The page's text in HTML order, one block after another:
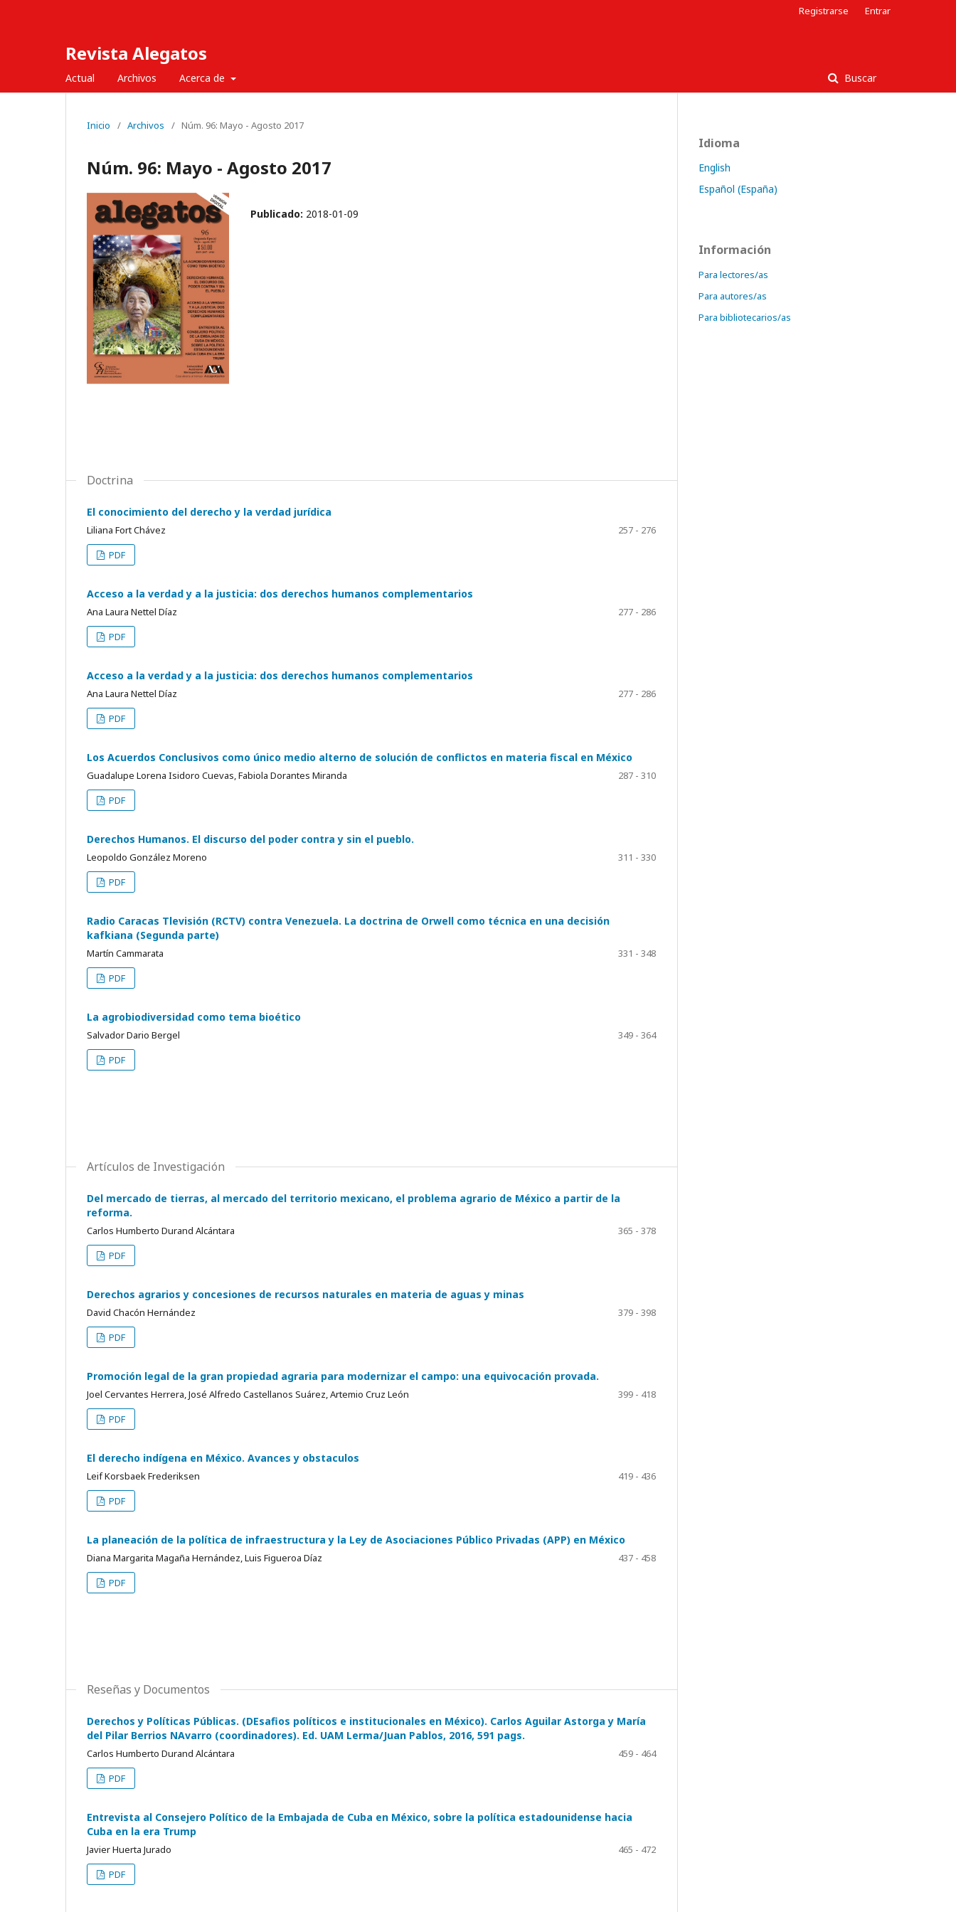
Revista Alegatos
Actual Archivos Acerca de Buscar
Registrarse Entrar
Inicio / Archivos / Núm. 96: Mayo - Agosto 2017
Núm. 96: Mayo - Agosto 2017
Publicado: 2018-01-09
Doctrina
El conocimiento del derecho y la verdad jurídica
Liliana Fort Chávez
257 - 276
PDF
Acceso a la verdad y a la justicia: dos derechos humanos complementarios
Ana Laura Nettel Díaz
277 - 286
PDF
Acceso a la verdad y a la justicia: dos derechos humanos complementarios
Ana Laura Nettel Díaz
277 - 286
PDF
Los Acuerdos Conclusivos como único medio alterno de solución de conflictos en materia fiscal en México
Guadalupe Lorena Isidoro Cuevas, Fabiola Dorantes Miranda
287 - 310
PDF
Derechos Humanos. El discurso del poder contra y sin el pueblo.
Leopoldo González Moreno
311 - 330
PDF
Radio Caracas Tlevisión (RCTV) contra Venezuela. La doctrina de Orwell como técnica en una decisión
kafkiana (Segunda parte)
Martín Cammarata
331 - 348
PDF
La agrobiodiversidad como tema bioético
Salvador Dario Bergel
349 - 364
PDF
Artículos de Investigación
Del mercado de tierras, al mercado del territorio mexicano, el problema agrario de México a partir de la
reforma.
Carlos Humberto Durand Alcántara
365 - 378
PDF
Derechos agrarios y concesiones de recursos naturales en materia de aguas y minas
David Chacón Hernández
379 - 398
PDF
Promoción legal de la gran propiedad agraria para modernizar el campo: una equivocación provada.
Joel Cervantes Herrera, José Alfredo Castellanos Suárez, Artemio Cruz León
399 - 418
PDF
El derecho indígena en México. Avances y obstaculos
Leif Korsbaek Frederiksen
419 - 436
PDF
La planeación de la política de infraestructura y la Ley de Asociaciones Público Privadas (APP) en México
Diana Margarita Magaña Hernández, Luis Figueroa Díaz
437 - 458
PDF
Reseñas y Documentos
Derechos y Políticas Públicas. (DEsafios políticos e institucionales en México). Carlos Aguilar Astorga y María
del Pilar Berrios NAvarro (coordinadores). Ed. UAM Lerma/Juan Pablos, 2016, 591 pags.
Carlos Humberto Durand Alcántara
459 - 464
PDF
Entrevista al Consejero Político de la Embajada de Cuba en México, sobre la política estadounidense hacia
Cuba en la era Trump
Javier Huerta Jurado
465 - 472
PDF
Idioma
English
Español (España)
Información
Para lectores/as
Para autores/as
Para bibliotecarios/as